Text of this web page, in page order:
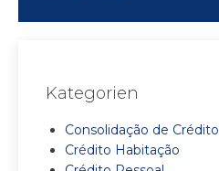
Kategorien
Consolidação de Crédito
Crédito Habitação